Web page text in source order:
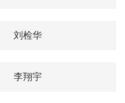
刘检华
李翔宇